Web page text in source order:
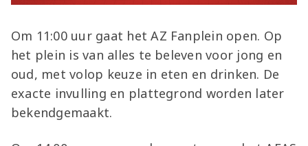
Om 11:00 uur gaat het AZ Fanplein open. Op
het plein is van alles te beleven voor jong en
oud, met volop keuze in eten en drinken. De
exacte invulling en plattegrond worden later
bekendgemaakt.